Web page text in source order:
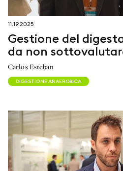
11.19.2025
Gestione del
da non
Carlos Esteban
DIGESTIONE ANAEROBICA